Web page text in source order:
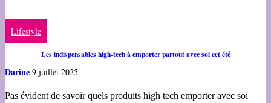
Lifestyle
Les indispensables high-tech à emporter partout avec soi cet été
Darine 9 juillet 2025
Pas évident de savoir quels produits high tech emporter avec soi